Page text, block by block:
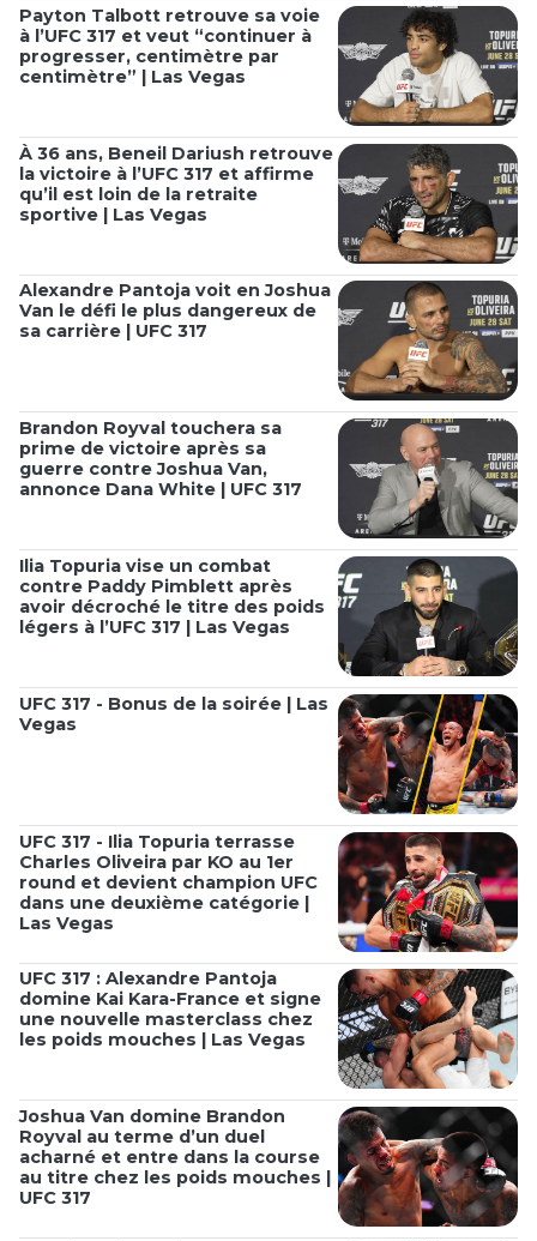
Payton Talbott retrouve sa voie
à l’UFC 317 et veut “continuer à
progresser, centimètre par
centimètre” | Las Vegas
À 36 ans, Beneil Dariush retrouve
la victoire à l’UFC 317 et affirme
qu’il est loin de la retraite
sportive | Las Vegas
Alexandre Pantoja voit en Joshua
Van le défi le plus dangereux de
sa carrière | UFC 317
Brandon Royval touchera sa
prime de victoire après sa
guerre contre Joshua Van,
annonce Dana White | UFC 317
Ilia Topuria vise un combat
contre Paddy Pimblett après
avoir décroché le titre des poids
légers à l’UFC 317 | Las Vegas
UFC 317 - Bonus de la soirée | Las
Vegas
UFC 317 - Ilia Topuria terrasse
Charles Oliveira par KO au 1er
round et devient champion UFC
dans une deuxième catégorie |
Las Vegas
UFC 317 : Alexandre Pantoja
domine Kai Kara-France et signe
une nouvelle masterclass chez
les poids mouches | Las Vegas
Joshua Van domine Brandon
Royval au terme d’un duel
acharné et entre dans la course
au titre chez les poids mouches |
UFC 317